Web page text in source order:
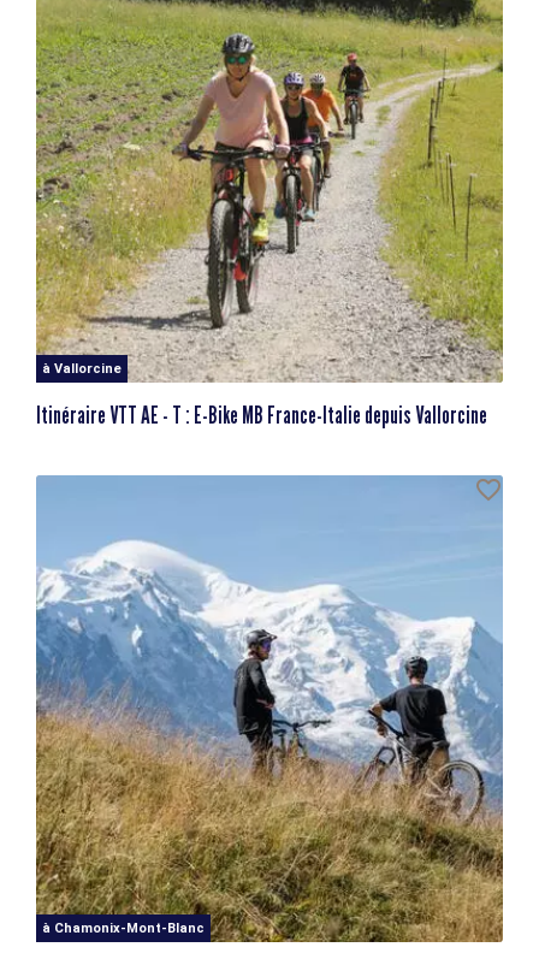
à Vallorcine
Itinéraire VTT AE - T : E-Bike MB France-Italie depuis Vallorcine
à Chamonix-Mont-Blanc